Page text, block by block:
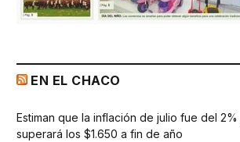
EN EL CHACO
Estiman que la inflación de julio fue del
superará los $1.650 a fin de año